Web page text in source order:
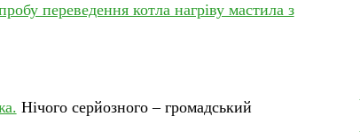
переведення котла нагріву мастила з
Нічого серйозного – громадський